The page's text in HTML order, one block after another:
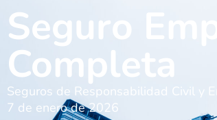
Seguro
Completa
Seguros de Responsabilidad Civil y
7 de enero de 2026